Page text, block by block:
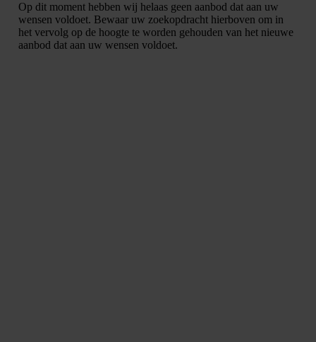
Op dit moment hebben wij helaas geen aanbod dat aan uw
wensen voldoet. Bewaar uw zoekopdracht hierboven om in
het vervolg op de hoogte te worden gehouden van het nieuwe
aanbod dat aan uw wensen voldoet.